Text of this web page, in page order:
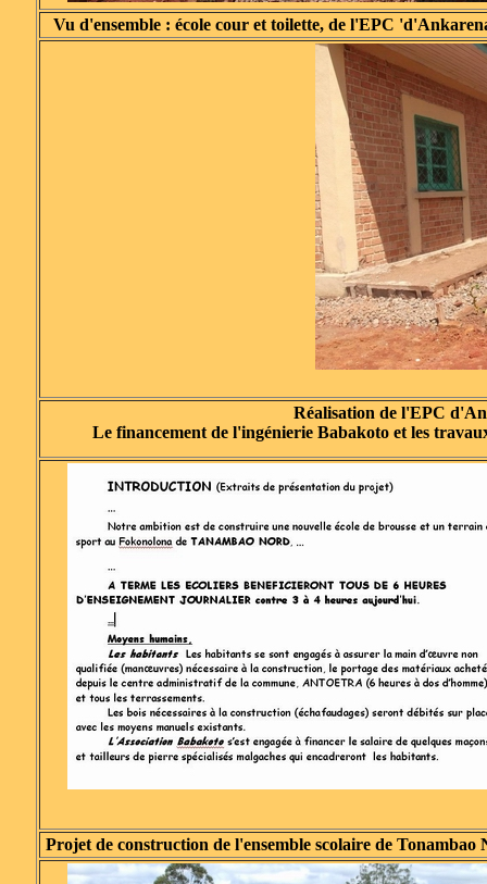
Vu d'ensemble : école cour et toilette, de l'EPC
Réalisation de l'EPC
Le financement de l'ingénierie Babakoto et les
Projet de construction de l'ensemble scolaire de Tonambao